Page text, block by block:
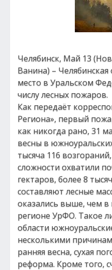
Челябинск, Май 13
Ванина) – Челябинская
место в Уральском
числу лесных пожаров.
Как передаёт
Региона», первый
как никогда рано, 31
весны в
тысяча 116
сложности охватили
гектаров, более 8
составляют лесные
оказались выше, чем
регионе УрФО. Такое
области
несколькими
ранняя весна, сухая
реформа. Кроме того,